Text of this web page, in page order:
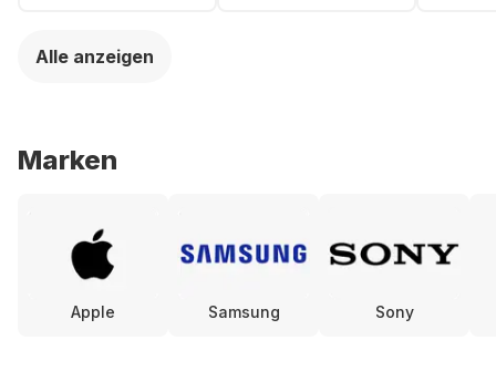
Alle anzeigen
Marken
Apple Samsung Sony